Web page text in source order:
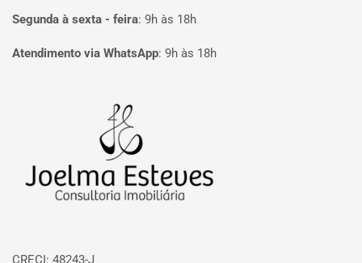
Segunda à sexta - feira: 9h às 18h
Atendimento via WhatsApp: 9h às 18h
CRECI: 48243-J